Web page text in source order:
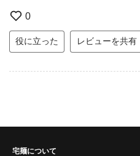
0
役に立った レビューを共有
宅麺について